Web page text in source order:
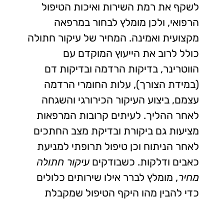
לשקף את רמת השירות ואיכות הטיפול
הרפואי, ולכן מומלץ לבחור במרפאה
מקצועית ואמינה. המחיר של עיקור חתולה
כולל לרוב את הייעוץ המוקדם עם
הווטרינר, בדיקות הרדמה ובדיקות דם
(במידת הצורך), עלות החומרי הרדמה
עצמם, ביצוע העיקור הכירורגי והשגחה
לאחר ההליך. לעיתים קרובות המרפאות
מציעות גם ביקורת ובדיקת מצב החתכים
לאחר הניתוח וכן טיפול תרופתי למניעת
כאבים ודלקות. כשבודקים עיקור חתולה
מחיר, מומלץ לברר אילו שירותים כלולים
כדי להבין מהו היקף הטיפול שמקבלת